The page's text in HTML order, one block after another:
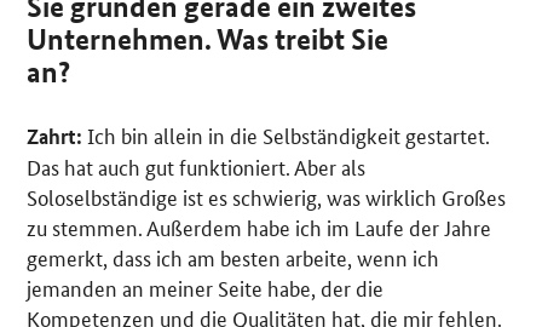
Unternehmen. Was treibt Sie
an?
Zahrt: Ich bin allein in die Selbständigkeit gestartet.
Das hat auch gut funktioniert. Aber als
Soloselbständige ist es schwierig, was wirklich Großes
zu stemmen. Außerdem habe ich im Laufe der Jahre
gemerkt, dass ich am besten arbeite, wenn ich
jemanden an meiner Seite habe, der die
Kompetenzen und die Qualitäten hat, die mir fehlen.